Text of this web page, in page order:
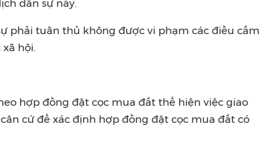
dân sự này.
phải tuân thủ không được vi phạm các điều cấm
hội.
hợp đồng đặt cọc mua đất thể hiện việc giao
cứ để xác định hợp đồng đặt cọc mua đất có